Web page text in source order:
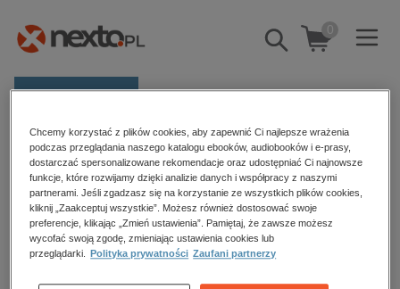
Pokaż/schowaj
wyszukiwarkę
0
E-prasa
Kategorie
Zobacz wszystkie E-prasa
budownictwo, aranżacja wnętrz
biznesowe, branżowe, gospodarka
Strona główna Barbara Stępień
Barbara Stępień
Sortowanie Filtrowanie
Chcemy korzystać z plików cookies, aby zapewnić Ci najlepsze wrażenia
podczas przeglądania naszego katalogu ebooków, audiobooków i e-prasy,
dostarczać spersonalizowane rekomendacje oraz udostępniać Ci najnowsze
funkcje, które rozwijamy dzięki analizie danych i współpracy z naszymi
partnerami. Jeśli zgadzasz się na korzystanie ze wszystkich plików cookies,
kliknij „Zaakceptuj wszystkie”. Możesz również dostosować swoje
preferencje, klikając „Zmień ustawienia”. Pamiętaj, że zawsze możesz
wycofać swoją zgodę, zmieniając ustawienia cookies lub
przeglądarki.
Polityka prywatności Zaufani partnerzy